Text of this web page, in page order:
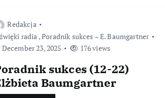
Redakcja
radia ,Poradnik sukces – E. Baumgartner
December 23, 2025
176 views
sukces (12-22)
Baumgartner